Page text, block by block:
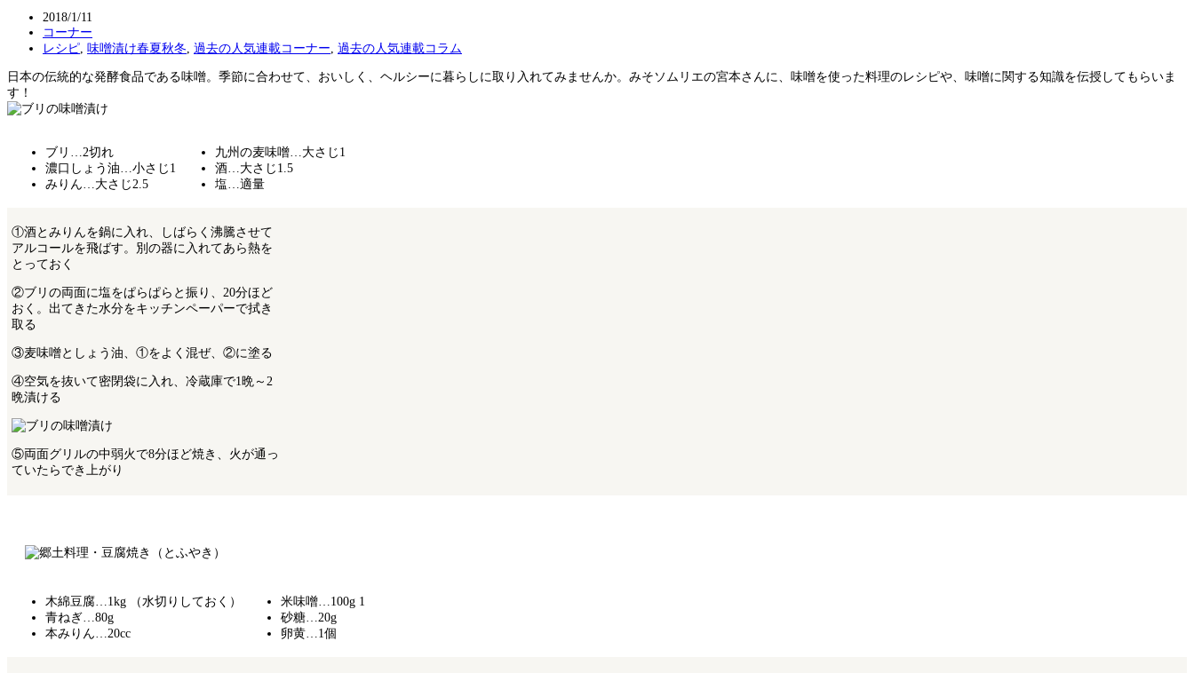
2018/1/11
コーナー
レシピ 味噌漬け春夏秋冬 過去の人気連載コーナー 過去の人気連載コラム
日本の伝統的な発酵食品である味噌。季節に合わせて、おいしく、ヘルシーに暮らしに取り入れてみませんか。みそソムリエの宮本さんに、味噌を使った料理のレシピや、味噌に関する知識を伝授してもらいま
す！
ブリ…2切れ
濃口しょう油…小さじ1
みりん…大さじ2.5
九州の麦味噌…大さじ1
酒…大さじ1.5
塩…適量
①酒とみりんを鍋に入れ、しばらく沸騰させて
アルコールを飛ばす。別の器に入れてあら熱を
とっておく
②ブリの両面に塩をぱらぱらと振り、20分ほど
おく。出てきた水分をキッチンペーパーで拭き
取る
③麦味噌としょう油、①をよく混ぜ、②に塗る
④空気を抜いて密閉袋に入れ、冷蔵庫で1晩～2
晩漬ける
⑤両面グリルの中弱火で8分ほど焼き、火が通っ
ていたらでき上がり
木綿豆腐…1kg （水切りしておく）
青ねぎ…80g
本みりん…20cc
米味噌…100g 1
砂糖…20g
卵黄…1個